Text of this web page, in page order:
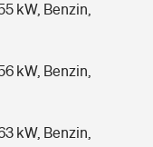
kW, Benzin,
kW, Benzin,
kW, Benzin,